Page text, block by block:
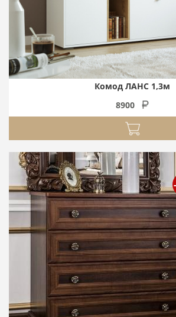
Комод ЛАНС 1,3м
8900